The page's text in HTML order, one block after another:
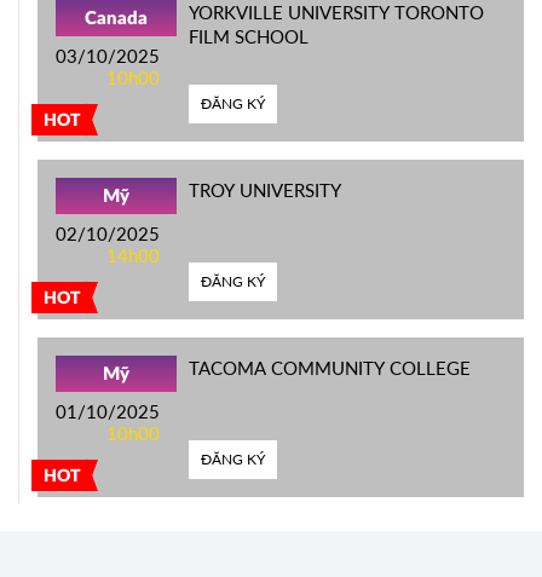
HOT
Canada
03/10/2025
10h00
YORKVILLE UNIVERSITY TORONTO
FILM SCHOOL
ĐĂNG KÝ
HOT
Mỹ
02/10/2025
14h00
TROY UNIVERSITY
ĐĂNG KÝ
HOT
Mỹ
01/10/2025
10h00
TACOMA COMMUNITY COLLEGE
ĐĂNG KÝ